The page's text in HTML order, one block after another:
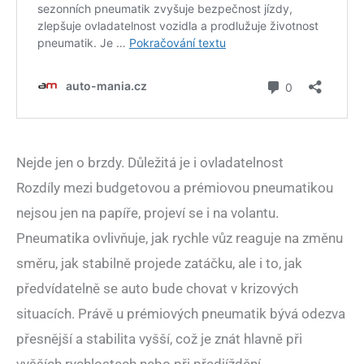
Nejde jen o brzdy. Důležitá je i ovladatelnost
Rozdíly mezi budgetovou a prémiovou pneumatikou
nejsou jen na papíře, projeví se i na volantu.
Pneumatika ovlivňuje, jak rychle vůz reaguje na změnu
směru, jak stabilně projede zatáčku, ale i to, jak
předvídatelně se auto bude chovat v krizových
situacích. Právě u prémiových pneumatik bývá odezva
přesnější a stabilita vyšší, což je znát hlavně při